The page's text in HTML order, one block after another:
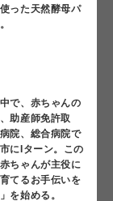
った天然酵母パ
で、赤ちゃんの
助産師免許取
院、総合病院で
にIターン。この
ちゃんが主役に
てるお手伝いを
を始める。